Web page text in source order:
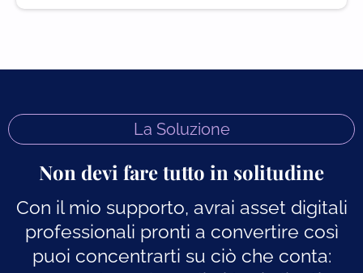
La Soluzione
Non devi fare tutto in solitudine
Con il mio supporto, avrai asset digitali
professionali pronti a convertire così
puoi concentrarti su ciò che conta: